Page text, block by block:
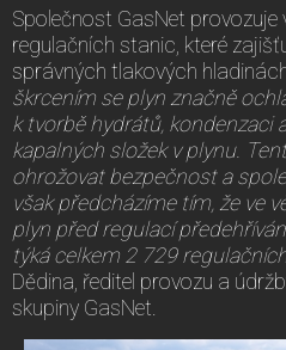
Společnost GasNet provozuje
regulačních stanic, které
správných tlakových
škrcením se plyn značně
k tvorbě hydrátů, kondenzaci
kapalných složek v plynu.
ohrožovat bezpečnost a
však předcházíme tím, že ve
plyn před regulací
týká celkem 2 729
Dědina, ředitel provozu a
skupiny GasNet.